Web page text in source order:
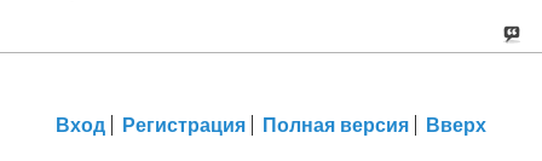
Вход Регистрация Полная версия Вверх